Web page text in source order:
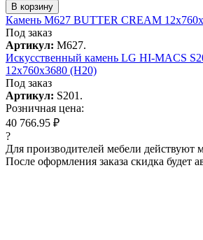
В корзину
Камень M627 BUTTER CREAM
Под заказ
Артикул: M627.
Искусcтвенный камень LG HI-MACS
12x760x3680 (H20)
Под заказ
Артикул: S201.
Розничная цена:
40 766.95 ₽
?
Для производителей мебели действуют
После оформления заказа скидка будет